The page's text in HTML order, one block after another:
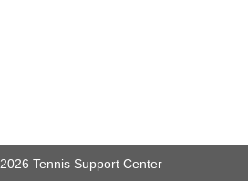
2026 Tennis Support Center